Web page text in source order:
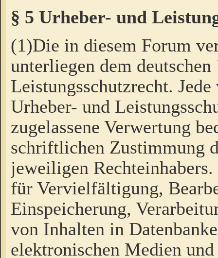
§ 5 Urheber- und
(1)Die in diesem Forum
unterliegen dem
Leistungsschutzrecht.
Urheber- und
zugelassene Verwertung
schriftlichen Zustimmung
jeweiligen
für Vervielfältigung,
Einspeicherung,
von Inhalten in
elektronischen Medien